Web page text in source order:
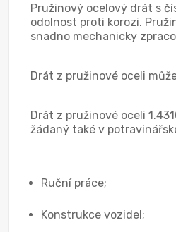
Pružinový ocelový drát s
odolnost proti korozi.
snadno mechanicky
Drát z pružinové oceli
Drát z pružinové oceli
žádaný také v
Ruční práce;
Konstrukce vozidel;